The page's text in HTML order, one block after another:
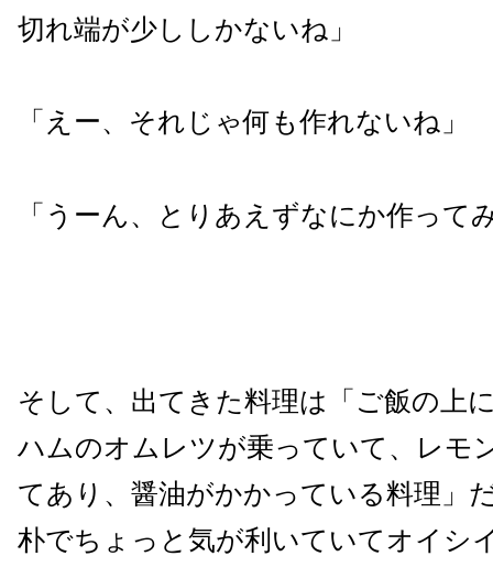
切れ端が少ししかないね」
「えー、それじゃ何も作れないね」
「うーん、とりあえずなにか作って
そして、出てきた料理は「ご飯の上
ハムのオムレツが乗っていて、レモ
てあり、醤油がかかっている料理」
朴でちょっと気が利いていてオイシ